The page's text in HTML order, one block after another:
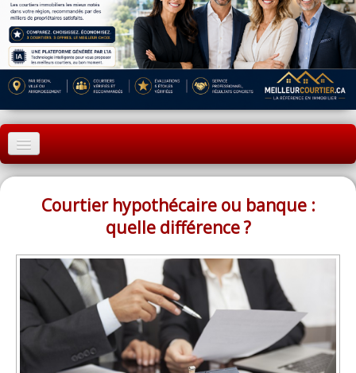
ACCUEIL
MONTRÉAL
RÉGIONS
▼
CATÉGORIES
Courtier hypothécaire ou banque :
quelle différence ?